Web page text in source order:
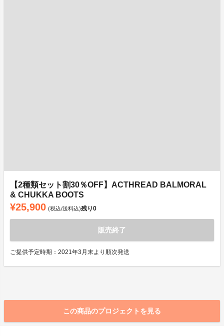
【2種類セット割30％OFF】ACTHREAD BALMORAL
& CHUKKA BOOTS
¥25,900 (税込/送料込)残り0
販売終了
ご提供予定時期：2021年3月末より順次発送
この商品のプロジェクトを見る